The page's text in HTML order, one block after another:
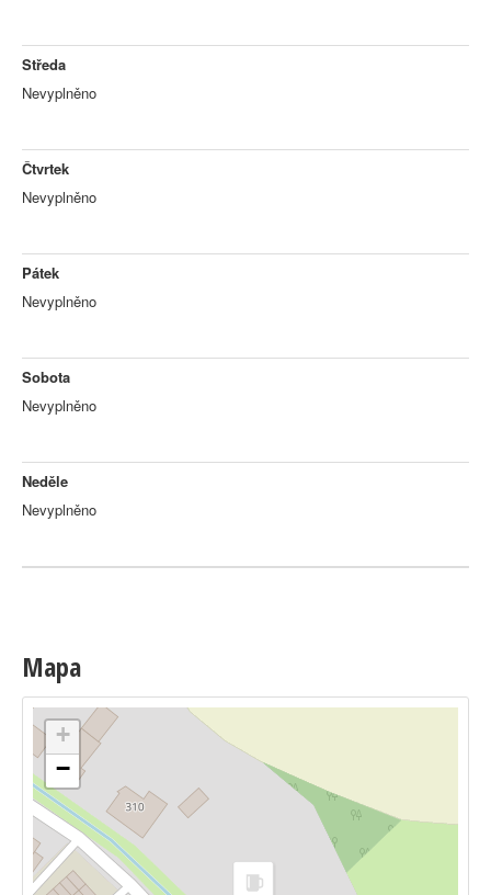
Středa
Nevyplněno
Čtvrtek
Nevyplněno
Pátek
Nevyplněno
Sobota
Nevyplněno
Neděle
Nevyplněno
Mapa
+
−